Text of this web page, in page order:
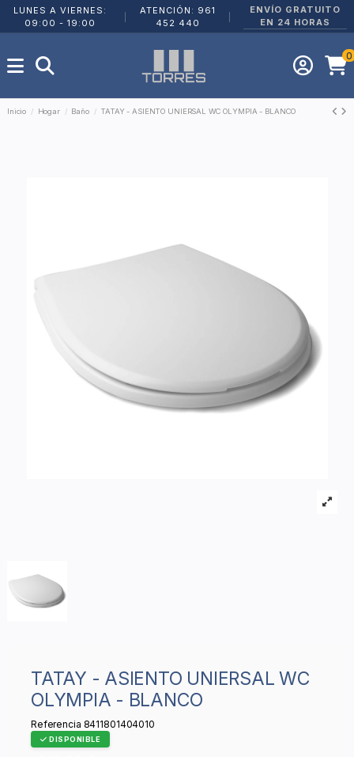
LUNES A VIERNES:
09:00 - 19:00
ATENCIÓN: 961
452 440
ENVÍO GRATUITO
EN 24 HORAS
0
Inicio Hogar Baño TATAY - ASIENTO UNIERSAL WC OLYMPIA - BLANCO
TATAY - ASIENTO UNIERSAL WC
OLYMPIA - BLANCO
Referencia 8411801404010
DISPONIBLE